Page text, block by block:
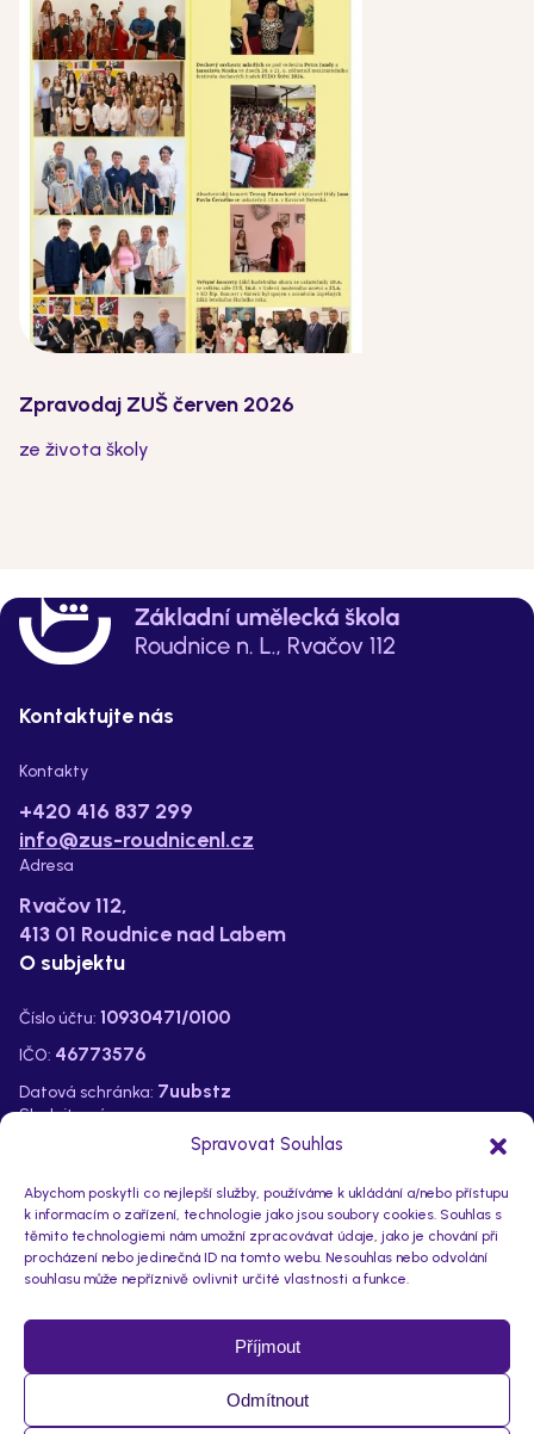
Spravovat Souhlas
Abychom poskytli co nejlepší služby, používáme k ukládání a/nebo přístupu
k informacím o zařízení, technologie jako jsou soubory cookies. Souhlas s
těmito technologiemi nám umožní zpracovávat údaje, jako je chování při
procházení nebo jedinečná ID na tomto webu. Nesouhlas nebo odvolání
souhlasu může nepříznivě ovlivnit určité vlastnosti a funkce.
Příjmout
Odmítnout
Zpravodaj ZUŠ červen 2026
ze života školy
Sledujte nás na:
Kontaktujte nás
Kontakty
+420 416 837 299
info@zus-roudnicenl.cz
Adresa
Rvačov 112,
413 01 Roudnice nad Labem
O subjektu
Číslo účtu: 10930471/0100
IČO: 46773576
Datová schránka: 7uubstz